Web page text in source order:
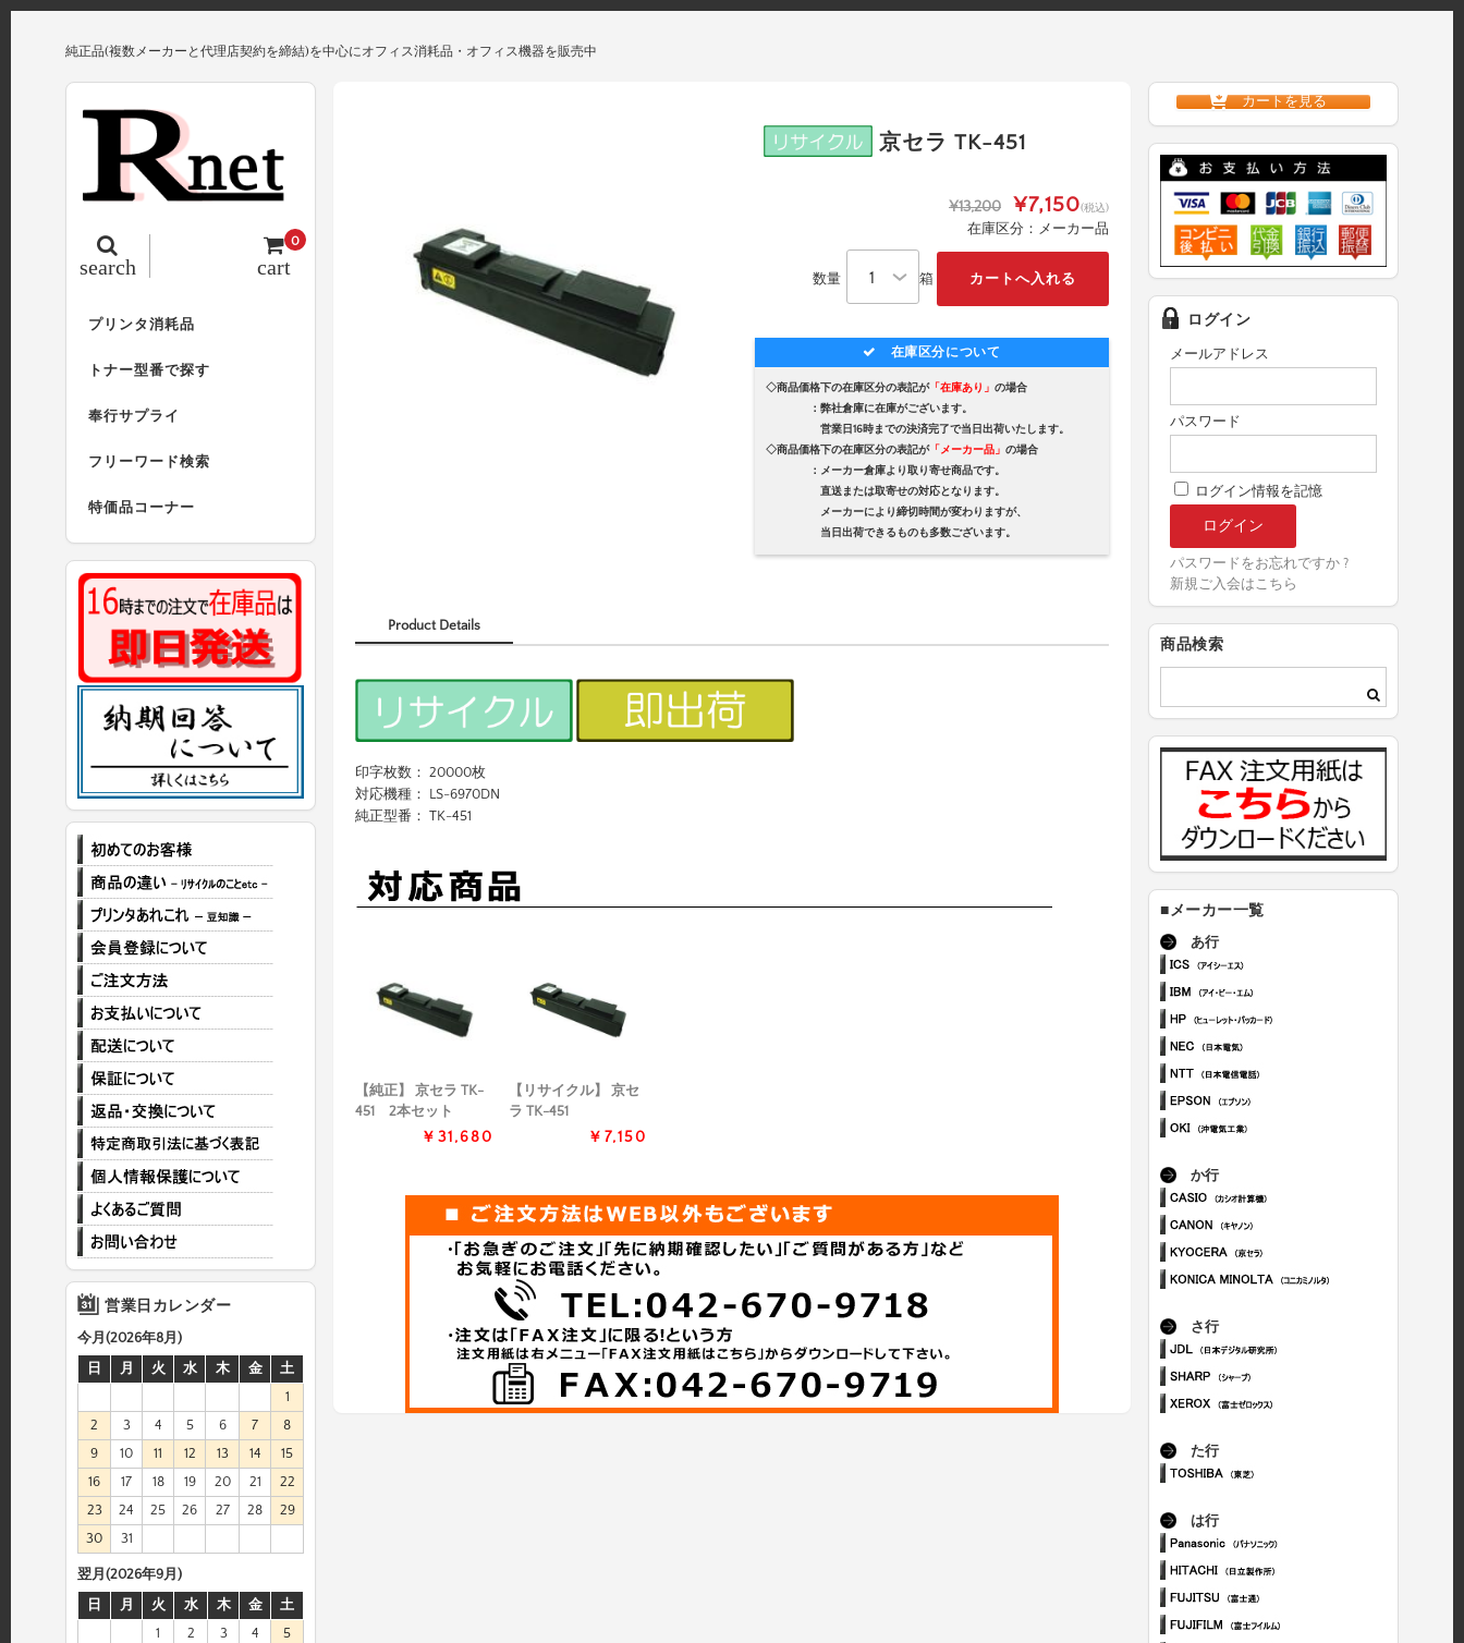
純正品(複数メーカーと代理店契約を締結)を中心にオフィス消耗品・オフィス機器を販売中
cart
0
search
プリンタ消耗品
トナー型番で探す
奉行サプライ
フリーワード検索
特価品コーナー
京セラ TK-451
¥13,200 ¥7,150(税込)
在庫区分：メーカー品
数量 箱
在庫区分について
◇商品価格下の在庫区分の表記が「在庫あり」 の場合
：弊社倉庫に在庫がございます。
営業日16時までの決済完了で当日出荷いたします。
◇商品価格下の在庫区分の表記が「メーカー品」 の場合
：メーカー倉庫より取り寄せ商品です。
直送または取寄せの対応となります。
メーカーにより締切時間が変わりますが、
当日出荷できるものも多数ございます。
Product Details
印字枚数： 20000枚
対応機種： LS-6970DN
純正型番： TK-451
【純正】 京セラ TK-
451 2本セット
￥31,680
【リサイクル】 京セ
ラ TK-451
￥7,150
カートを見る
ログイン
メールアドレス
パスワード
ログイン情報を記憶
パスワードをお忘れですか ?
新規ご入会はこちら
商品検索
■メーカー一覧
あ行
か行
さ行
た行
は行
営業日カレンダー
今月(2026年8月)
日
月 火 水 木 金
土
1
2
3 4 5 6 7
8
9
10 11 12 13 14
15
16
17 18 19 20 21
22
23
24 25 26 27 28
29
30
31
翌月(2026年9月)
日
月 火 水 木 金
土
1
2 3 4
5